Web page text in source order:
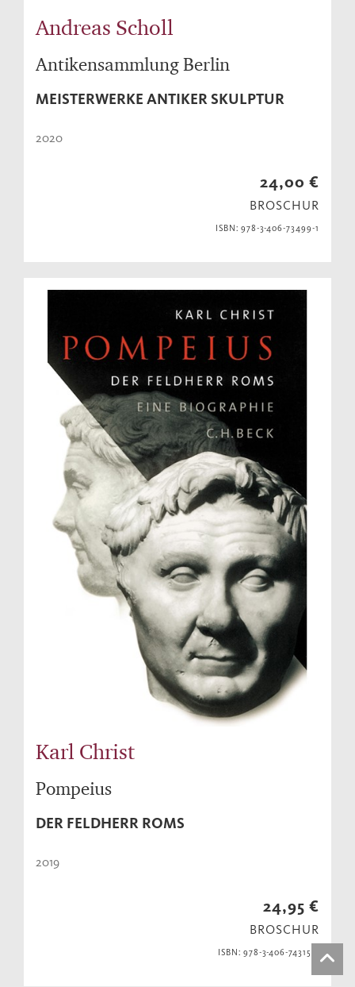
Andreas Scholl
Antikensammlung Berlin
MEISTERWERKE ANTIKER SKULPTUR
2020
24,00 €
BROSCHUR
ISBN: 978-3-406-73499-1
Karl Christ
Pompeius
DER FELDHERR ROMS
2019
24,95 €
BROSCHUR
ISBN: 978-3-406-74315-3